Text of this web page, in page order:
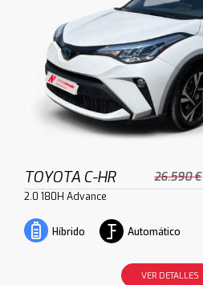
TOYOTA C-HR 26.590 €
2.0 180H Advance
Híbrido Automático
VER DETALLES